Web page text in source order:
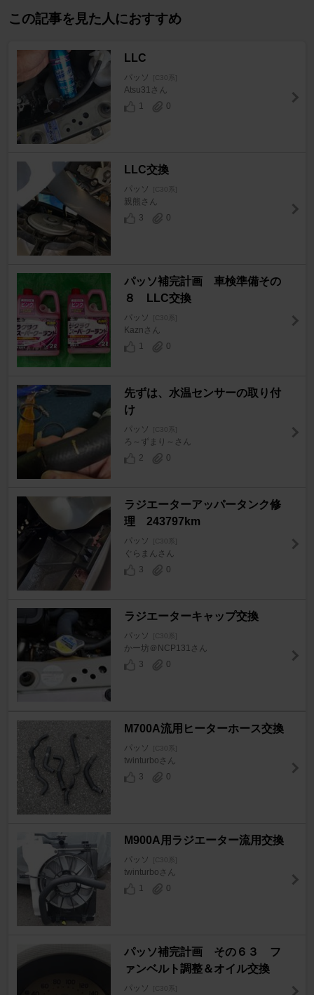
この記事を見た人におすすめ
LLC
パッソ [C30系]
Atsu31さん
1
0
LLC交換
パッソ [C30系]
親熊さん
3
0
パッソ補完計画 車検準備その
８ LLC交換
パッソ [C30系]
Kaznさん
1
0
先ずは、水温センサーの取り付
け
パッソ [C30系]
ろ～ずまり～さん
2
0
ラジエーターアッパータンク修
理 243797km
パッソ [C30系]
ぐらまんさん
3
0
ラジエーターキャップ交換
パッソ [C30系]
かー坊＠NCP131さん
3
0
M700A流用ヒーターホース交換
パッソ [C30系]
twinturboさん
3
0
M900A用ラジエーター流用交換
パッソ [C30系]
twinturboさん
1
0
パッソ補完計画 その６３ フ
ァンベルト調整＆オイル交換
パッソ [C30系]